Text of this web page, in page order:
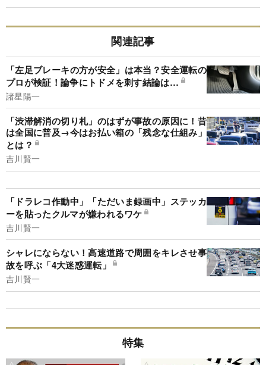
関連記事
「左足ブレーキの方が安全」は本当？安全運転の
プロが検証！論争にトドメを刺す結論は…
諸星陽一
「渋滞解消の切り札」のはずが事故の原因に！昔
は全国に普及→今はお払い箱の「残念な仕組み」
とは？
吉川賢一
「ドラレコ作動中」「ただいま録画中」ステッカ
ーを貼ったクルマが嫌われるワケ
吉川賢一
シャレにならない！高速道路で周囲をキレさせ事
故を呼ぶ「4大迷惑運転」
吉川賢一
特集